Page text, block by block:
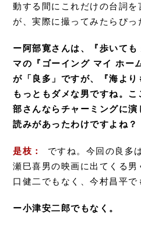
動する間にこれだけの台詞
が、実際に撮ってみたらぴっ
ー阿部寛さんは、『歩いて
マの『ゴーイング マイ ホー
が「良多」ですが、『海よ
もっともダメな男ですね。
部さんならチャーミングに
読みがあったわけですよね？
是枝：
ですね。今回の良多
瀬巳喜男の映画に出てくる
口健二でもなく、今村昌平で
ー小津安二郎でもなく。